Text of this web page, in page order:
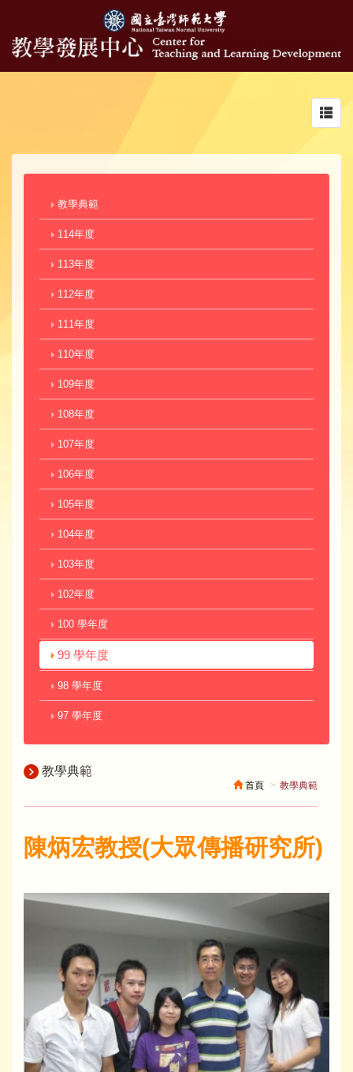
教學典範
114年度
113年度
112年度
111年度
110年度
109年度
108年度
107年度
106年度
105年度
104年度
103年度
102年度
100 學年度
99 學年度
98 學年度
97 學年度
教學典範
首頁 教學典範
陳炳宏教授(大眾傳播研究所)